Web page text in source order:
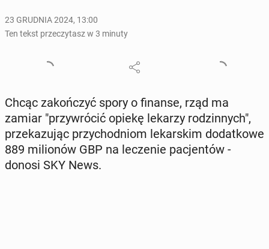
23 GRUDNIA 2024, 13:00
Ten tekst przeczytasz w 3 minuty
Chcąc za­koń­czyć spory o finanse, rząd ma
zamiar "przy­wró­cić opiekę lekarzy ro­dzin­nych",
prze­ka­zu­jąc przy­chod­niom le­kar­skim do­dat­ko­we
889 mi­lio­nów GBP na le­cze­nie pa­cjen­tów -
donosi SKY News.